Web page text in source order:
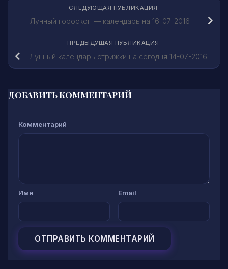
СЛЕДУЮЩАЯ ПУБЛИКАЦИЯ
Лунный гороскоп — календарь на 16-07-2016
ПРЕДЫДУЩАЯ ПУБЛИКАЦИЯ
Лунный календарь стрижки на сегодня 14-07-2016
ДОБАВИТЬ КОММЕНТАРИЙ
Комментарий
Имя Email